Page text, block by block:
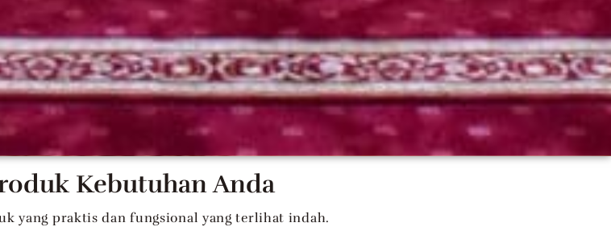
Kebutuhan Anda
yang praktis dan fungsional yang terlihat indah.